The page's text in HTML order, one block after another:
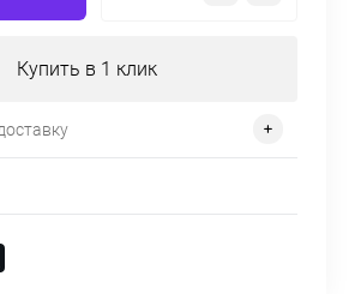
Купить в 1 клик